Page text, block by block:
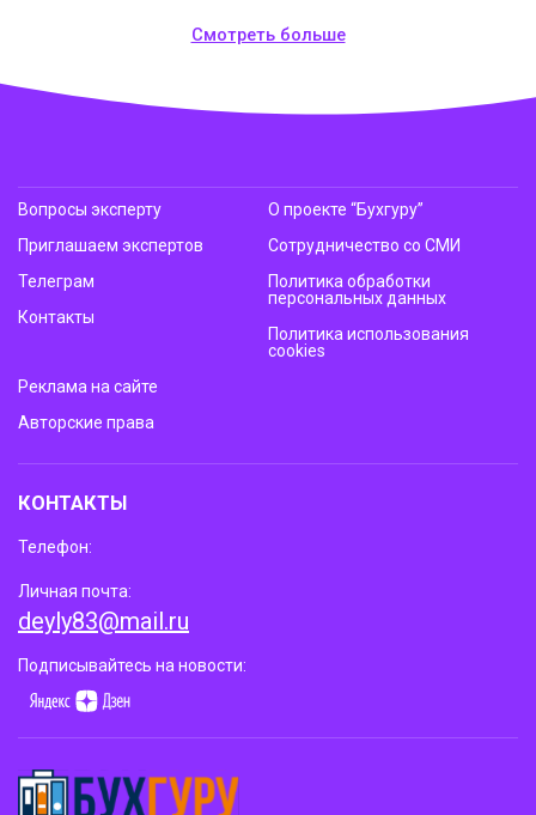
Смотреть больше
Вопросы эксперту
Приглашаем экспертов
Телеграм
Контакты
О проекте “Бухгуру”
Сотрудничество со СМИ
Политика обработки
персональных данных
Политика использования
cookies
Реклама на сайте
Авторские права
КОНТАКТЫ
Телефон:
Личная почта:
deyly83@mail.ru
Подписывайтесь на новости: